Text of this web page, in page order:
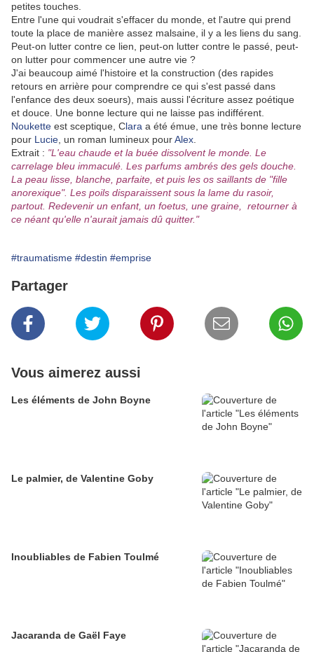
petites touches.
Entre l'une qui voudrait s'effacer du monde, et l'autre qui prend
toute la place de manière assez malsaine, il y a les liens du sang.
Peut-on lutter contre ce lien, peut-on lutter contre le passé, peut-
on lutter pour commencer une autre vie ?
J'ai beaucoup aimé l'histoire et la construction (des rapides
retours en arrière pour comprendre ce qui s'est passé dans
l'enfance des deux soeurs), mais aussi l'écriture assez poétique
et douce. Une bonne lecture qui ne laisse pas indifférent.
Noukette est sceptique, Clara a été émue, une très bonne lecture
pour Lucie , un roman lumineux pourAlex
Extrait : "L'eau chaude et la buée dissolvent le monde. Le
carrelage bleu immaculé. Les parfums ambrés des gels douche.
La peau lisse, blanche, parfaite, et puis les os saillants de "fille
anorexique". Les poils disparaissent sous la lame du rasoir,
partout. Redevenir un enfant, un foetus, une graine, retourner à
ce néant qu'elle n'aurait jamais dû quitter."
#traumatisme #destin #emprise
Partager
Vous aimerez aussi
Les éléments de John Boyne
Le palmier, de Valentine Goby
Inoubliables de Fabien Toulmé
Jacaranda de Gaël Faye